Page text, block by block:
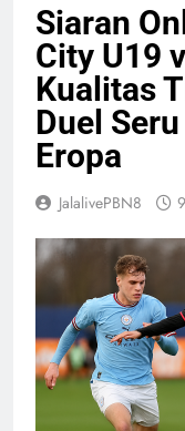
Siaran
City U19
Kualitas
Duel
Eropa
JalalivePBN8